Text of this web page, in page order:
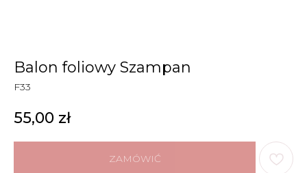
Balon foliowy Szampan
F33
55,00 zł
ZAMÓWIĆ